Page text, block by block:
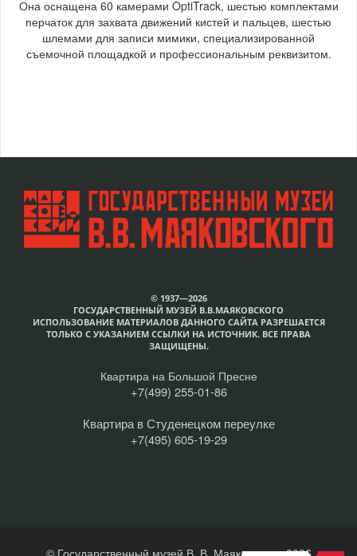
Она оснащена 60 камерами OptiTrack, шестью комплектами
перчаток для захвата движений кистей и пальцев, шестью
шлемами для записи мимики, специализированной
съемочной площадкой и профессиональным реквизитом.
© 1937—2026
ГОСУДАРСТВЕННЫЙ МУЗЕЙ В.В.МАЯКОВСКОГО
ИСПОЛЬЗОВАНИЕ МАТЕРИАЛОВ ДАННОГО САЙТА РАЗРЕШАЕТСЯ
ТОЛЬКО С УКАЗАНИЕМ ССЫЛКИ НА ИСТОЧНИК. ВСЕ ПРАВА
ЗАЩИЩЕНЫ.
Квартира на Большой Пресне
+7(499) 255-01-86
Квартира в Студенецком переулке
+7(495) 605-19-29